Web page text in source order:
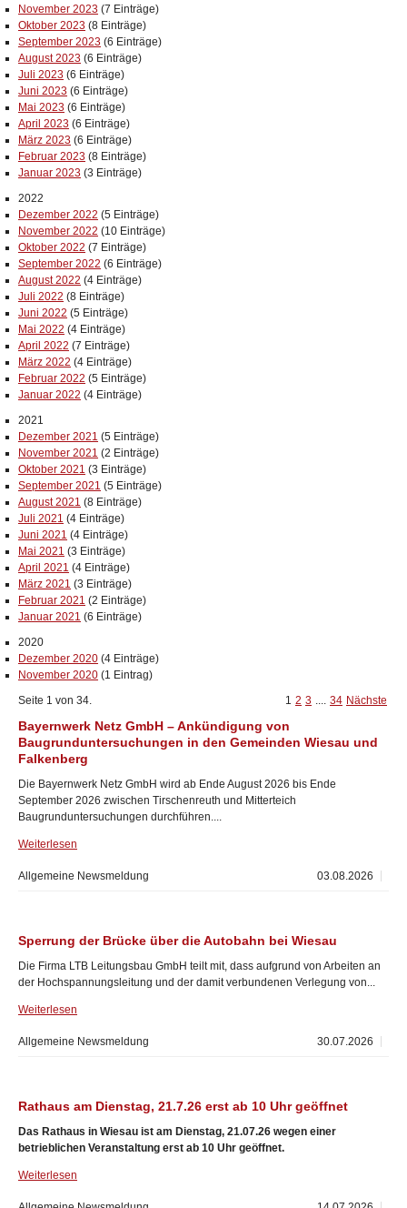
November 2023 (7 Einträge)
Oktober 2023 (8 Einträge)
September 2023 (6 Einträge)
August 2023 (6 Einträge)
Juli 2023 (6 Einträge)
Juni 2023 (6 Einträge)
Mai 2023 (6 Einträge)
April 2023 (6 Einträge)
März 2023 (6 Einträge)
Februar 2023 (8 Einträge)
Januar 2023 (3 Einträge)
2022
Dezember 2022 (5 Einträge)
November 2022 (10 Einträge)
Oktober 2022 (7 Einträge)
September 2022 (6 Einträge)
August 2022 (4 Einträge)
Juli 2022 (8 Einträge)
Juni 2022 (5 Einträge)
Mai 2022 (4 Einträge)
April 2022 (7 Einträge)
März 2022 (4 Einträge)
Februar 2022 (5 Einträge)
Januar 2022 (4 Einträge)
2021
Dezember 2021 (5 Einträge)
November 2021 (2 Einträge)
Oktober 2021 (3 Einträge)
September 2021 (5 Einträge)
August 2021 (8 Einträge)
Juli 2021 (4 Einträge)
Juni 2021 (4 Einträge)
Mai 2021 (3 Einträge)
April 2021 (4 Einträge)
März 2021 (3 Einträge)
Februar 2021 (2 Einträge)
Januar 2021 (6 Einträge)
2020
Dezember 2020 (4 Einträge)
November 2020 (1 Eintrag)
Seite 1 von 34.
1 2 3 .... 34 Nächste
Bayernwerk Netz GmbH – Ankündigung von
Baugrunduntersuchungen in den Gemeinden Wiesau und
Falkenberg
Die Bayernwerk Netz GmbH wird ab Ende August 2026 bis Ende
September 2026 zwischen Tirschenreuth und Mitterteich
Baugrunduntersuchungen durchführen....
Weiterlesen
03.08.2026
Allgemeine Newsmeldung
Sperrung der Brücke über die Autobahn bei Wiesau
Die Firma LTB Leitungsbau GmbH teilt mit, dass aufgrund von Arbeiten an
der Hochspannungsleitung und der damit verbundenen Verlegung von...
Weiterlesen
30.07.2026
Allgemeine Newsmeldung
Rathaus am Dienstag, 21.7.26 erst ab 10 Uhr geöffnet
Das Rathaus in Wiesau ist am Dienstag, 21.07.26 wegen einer
betrieblichen Veranstaltung erst ab 10 Uhr geöffnet.
Weiterlesen